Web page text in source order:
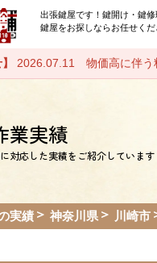
出張鍵屋です！鍵開け・鍵修
鍵屋をお探しならお任せくだ
2026.07.11 物価高に伴う
業実績
対応した実績をご紹介しています
実績 神奈川県 川崎市